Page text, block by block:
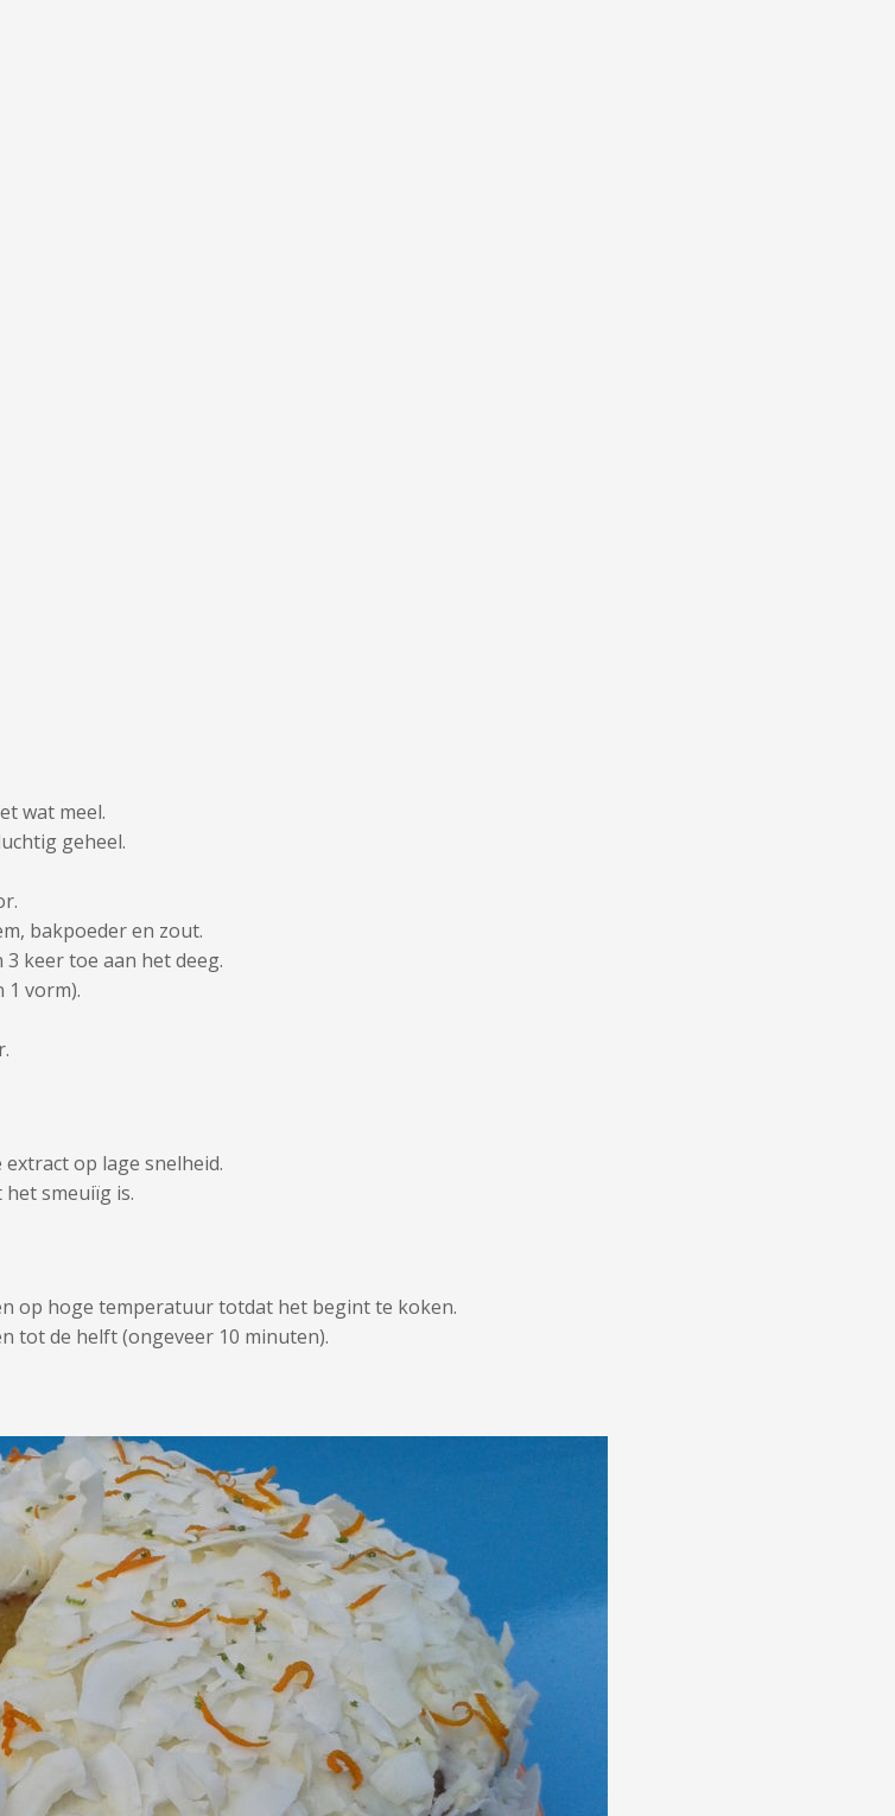
wat meel.
geheel.
bakpoeder en zout.
keer toe aan het deeg.
1 vorm).
op lage snelheid.
smeuiïg is.
op hoge temperatuur totdat het begint te koken.
tot de helft (ongeveer 10 minuten).